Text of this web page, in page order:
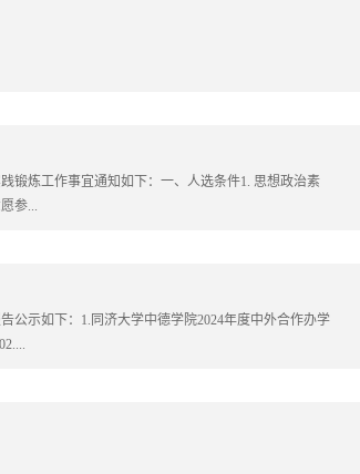
锻炼工作事宜通知如下：一、人选条件1. 思想政治素
参...
公示如下：1.同济大学中德学院2024年度中外合作办学